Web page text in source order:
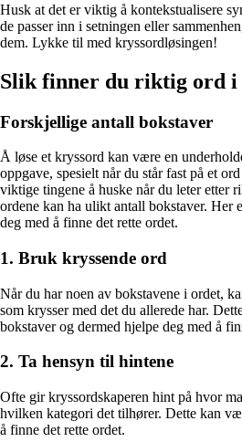
Husk at det er viktig å kontekstualisere
de passer inn i setningen eller
dem. Lykke til med kryssordløsingen!
Slik finner du riktig ord i
Forskjellige antall bokstaver
Å løse et kryssord kan være en
oppgave, spesielt når du står fast på et
viktige tingene å huske når du leter etter
ordene kan ha ulikt antall bokstaver. Her
deg med å finne det rette ordet.
1. Bruk kryssende ord
Når du har noen av bokstavene i ordet,
som krysser med det du allerede har.
bokstaver og dermed hjelpe deg med å
2. Ta hensyn til hintene
Ofte gir kryssordskaperen hint på hvor
hvilken kategori det tilhører. Dette kan
å finne det rette ordet.